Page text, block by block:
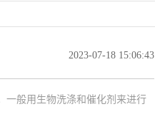
2023-07-18 15:06:43
一般用生物洗涤和催化剂来进行